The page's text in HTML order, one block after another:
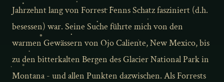
Jahrzehnt lang von Forrest Fenns Schatz fasziniert (d.h.
besessen) war. Seine Suche führte mich von den
warmen Gewässern von Ojo Caliente, New Mexico, bis
zu den bitterkalten Bergen des Glacier National Park in
Montana - und allen Punkten dazwischen. Als Forrests